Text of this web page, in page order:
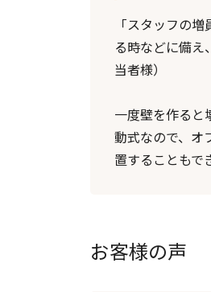
「スタッフの
る時などに備え
当者様）
一度壁を作ると
動式なので、オ
置することもで
お客様の声